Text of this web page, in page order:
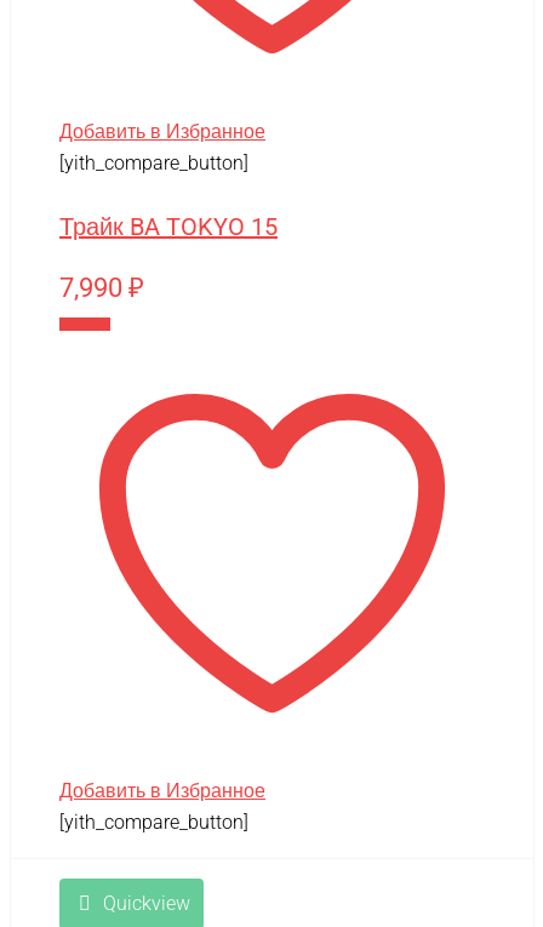
Добавить в Избранное
[yith_compare_button]
Трайк BA TOKYO 15
7,990 ₽
Добавить в Избранное
[yith_compare_button]
Quickview